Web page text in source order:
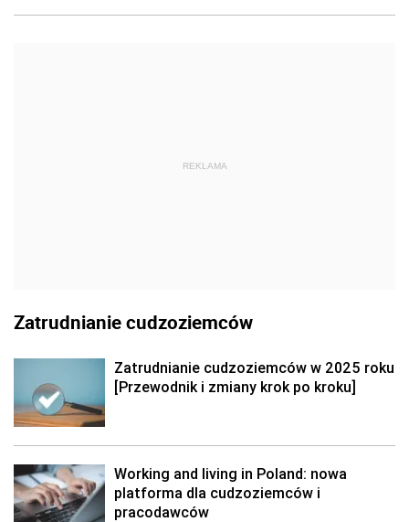
REKLAMA
Zatrudnianie cudzoziemców
Zatrudnianie cudzoziemców w 2025 roku
[Przewodnik i zmiany krok po kroku]
Working and living in Poland: nowa
platforma dla cudzoziemców i
pracodawców